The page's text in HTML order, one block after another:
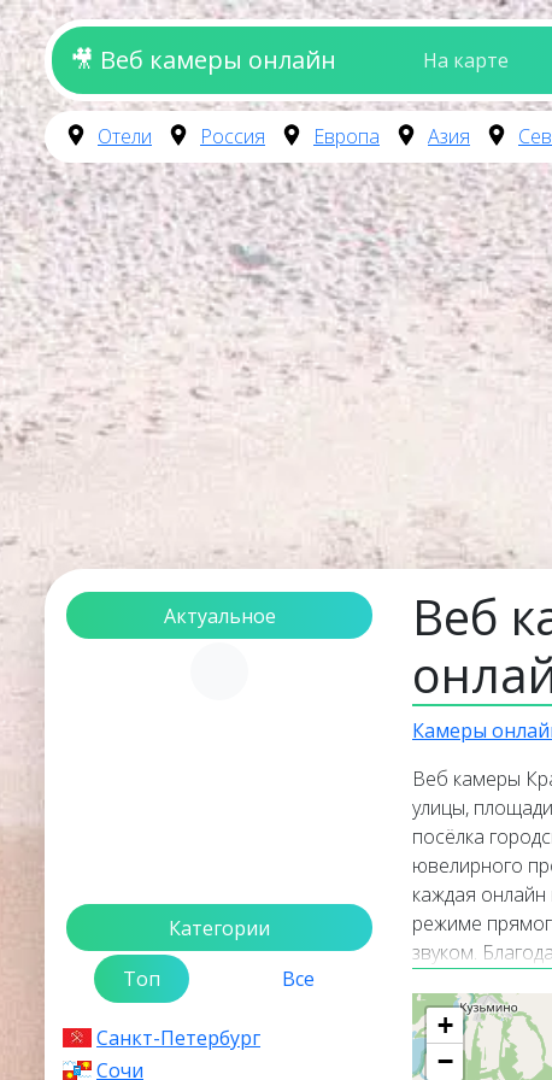
🎥 Веб камеры онлайн На карте
Отели Россия Европа Азия
Актуальное
Категории
Топ
Все
Санкт-Петербург
Сочи
Веб
Камеры
Веб камеры
улицы,
посёлка
ювелирного
каждая
режиме
звуком.
+
−